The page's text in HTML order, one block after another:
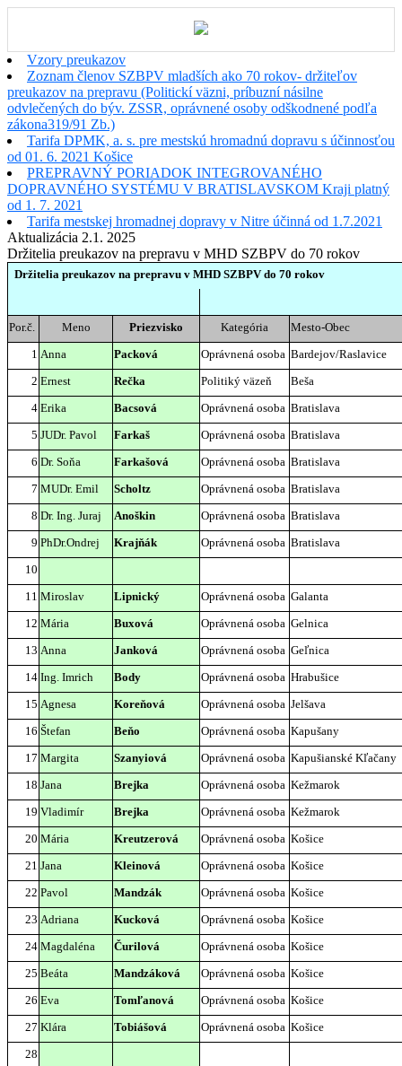
Vzory preukazov
Zoznam členov SZBPV mladších ako 70 rokov- držiteľov
preukazov na prepravu (Politickí väzni, príbuzní násilne
odvlečených do býv. ZSSR, oprávnené osoby odškodnené podľa
zákona319/91 Zb.)
Tarifa DPMK, a. s. pre mestskú hromadnú dopravu s účinnosťou
od 01. 6. 2021 Košice
PREPRAVNÝ PORIADOK INTEGROVANÉHO
DOPRAVNÉHO SYSTÉMU V BRATISLAVSKOM Kraji platný
od 1. 7. 2021
Tarifa mestskej hromadnej dopravy v Nitre účinná od 1.7.2021
Aktualizácia 2.1. 2025
Držitelia preukazov na prepravu v MHD SZBPV do 70 rokov
Držitelia preukazov na prepravu v MHD SZBPV do 70 rokov
Por.č. Meno Priezvisko Kategória
Mesto-Obec
1 Anna Packová Oprávnená osoba Bardejov/Raslavice
2 Ernest Rečka Politiký väzeň
Beša
4 Erika Bacsová Oprávnená osoba Bratislava
5 JUDr. Pavol Farkaš Oprávnená osoba Bratislava
6 Dr. Soňa Farkašová Oprávnená osoba Bratislava
7 MUDr. Emil Scholtz Oprávnená osoba Bratislava
8 Dr. Ing. Juraj Anoškin Oprávnená osoba Bratislava
9 PhDr.Ondrej Krajňák Oprávnená osoba Bratislava
10
11 Miroslav Lipnický Oprávnená osoba Galanta
12 Mária Buxová Oprávnená osoba Gelnica
13 Anna Janková Oprávnená osoba Geľnica
14 Ing. Imrich Body Oprávnená osoba Hrabušice
15 Agnesa Koreňová Oprávnená osoba Jelšava
16 Štefan Beňo Oprávnená osoba Kapušany
17 Margita Szanyiová Oprávnená osoba Kapušianské Kľačany
18 Jana Brejka Oprávnená osoba Kežmarok
19 Vladimír Brejka Oprávnená osoba Kežmarok
20 Mária Kreutzerová Oprávnená osoba Košice
21 Jana Kleinová Oprávnená osoba Košice
22 Pavol Mandzák Oprávnená osoba Košice
23 Adriana Kucková Oprávnená osoba Košice
24 Magdaléna Čurilová Oprávnená osoba Košice
25 Beáta Mandzáková Oprávnená osoba Košice
26 Eva Tomľanová Oprávnená osoba Košice
27 Klára Tobiášová Oprávnená osoba Košice
28